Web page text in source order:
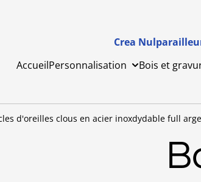
Crea
AccueilPersonnalisation Bois et
d'oreilles clous en acier inoxdydable full